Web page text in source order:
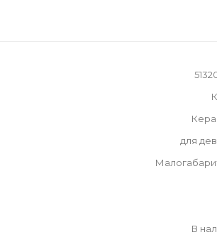
для
В